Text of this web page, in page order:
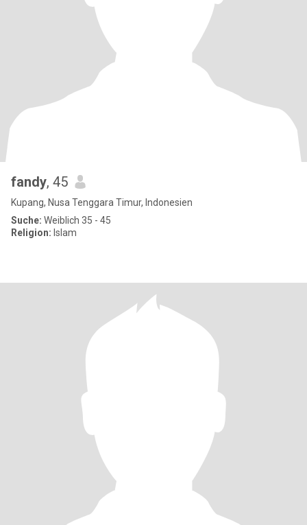
fandy, 45
Kupang, Nusa Tenggara Timur, Indonesien
Suche: Weiblich 35 - 45
Religion: Islam